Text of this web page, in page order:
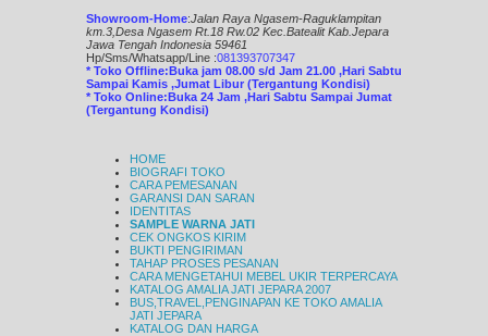
Showroom-Home:Jalan Raya Ngasem-Raguklampitan
km.3,Desa Ngasem Rt.18 Rw.02 Kec.Batealit Kab.Jepara
Jawa Tengah Indonesia 59461
Hp/Sms/Whatsapp/Line :081393707347
* Toko Offline:Buka jam 08.00 s/d Jam 21.00 ,Hari Sabtu
Sampai Kamis ,Jumat Libur (Tergantung Kondisi)
* Toko Online:Buka 24 Jam ,Hari Sabtu Sampai Jumat
(Tergantung Kondisi)
HOME
BIOGRAFI TOKO
CARA PEMESANAN
GARANSI DAN SARAN
IDENTITAS
SAMPLE WARNA JATI
CEK ONGKOS KIRIM
BUKTI PENGIRIMAN
TAHAP PROSES PESANAN
CARA MENGETAHUI MEBEL UKIR TERPERCAYA
KATALOG AMALIA JATI JEPARA 2007
BUS,TRAVEL,PENGINAPAN KE TOKO AMALIA
JATI JEPARA
KATALOG DAN HARGA